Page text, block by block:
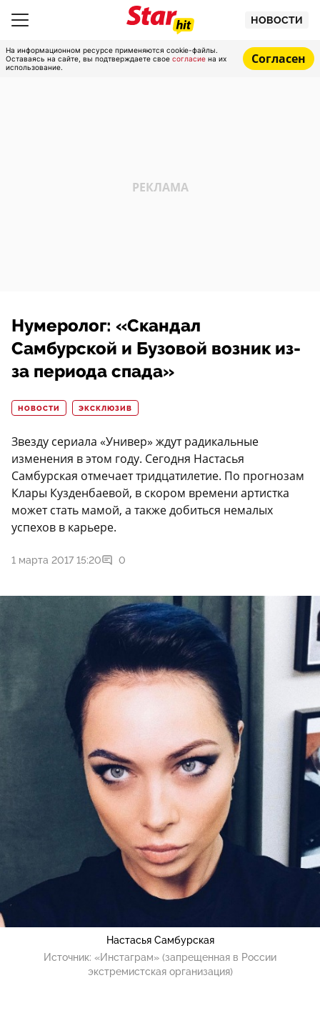
НОВОСТИ
На информационном ресурсе применяются cookie-файлы.
Оставаясь на сайте, вы подтверждаете свое согласие на их
использование.
Согласен
Нумеролог: «Скандал
Самбурской и Бузовой возник из-
за периода спада»
НОВОСТИ ЭКСКЛЮЗИВ
Звезду сериала «Универ» ждут радикальные
изменения в этом году. Сегодня Настасья
Самбурская отмечает тридцатилетие. По прогнозам
Клары Кузденбаевой, в скором времени артистка
может стать мамой, а также добиться немалых
успехов в карьере.
1 марта 2017 15:20 0
Настасья Самбурская
Источник: «Инстаграм» (запрещенная в России
экстремистская организация)